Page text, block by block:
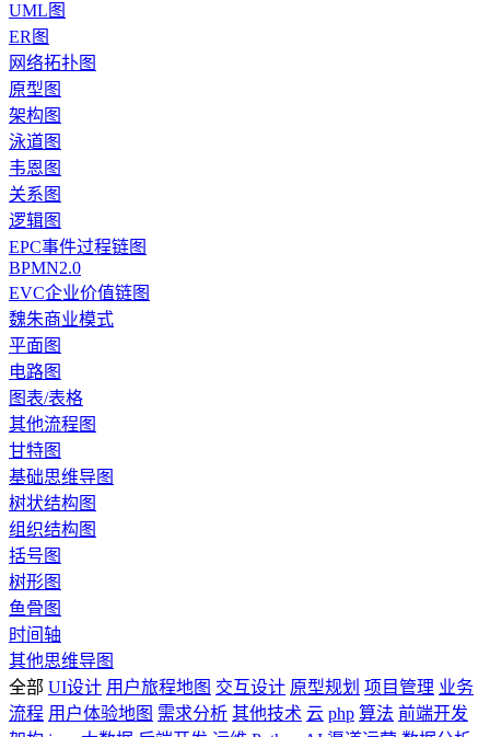
UML图
ER图
网络拓扑图
原型图
架构图
泳道图
韦恩图
关系图
逻辑图
EPC事件过程链图
BPMN2.0
EVC企业价值链图
魏朱商业模式
平面图
电路图
图表/表格
其他流程图
甘特图
基础思维导图
树状结构图
组织结构图
括号图
树形图
鱼骨图
时间轴
其他思维导图
全部 UI设计 用户旅程地图 交互设计 原型规划 项目管理 业务
流程 用户体验地图 需求分析 其他技术 云 php 算法 前端开发